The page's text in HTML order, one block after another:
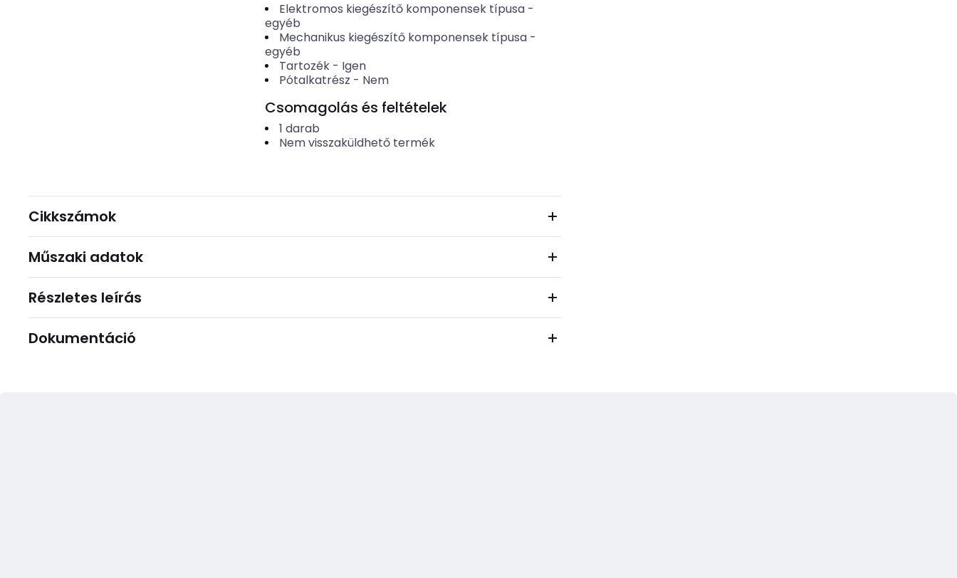
Elektromos kiegészítő komponensek típusa-
egyéb
Mechanikus kiegészítő komponensek típusa-
egyéb
Tartozék- Igen
Pótalkatrész - Nem
Csomagolás és feltételek
1 darab
Nem visszaküldhető termék
Cikkszámok
Műszaki adatok
Részletes leírás
Dokumentáció